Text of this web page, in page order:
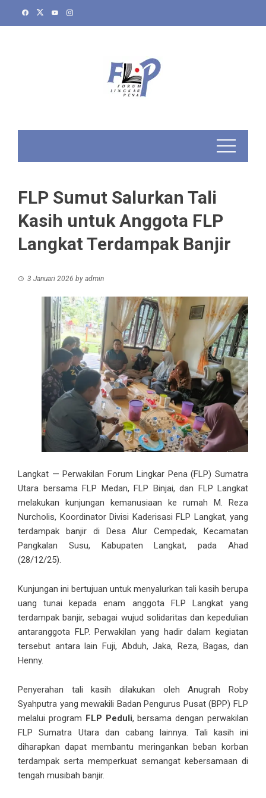
FLP Sumut Salurkan Tali
Kasih untuk Anggota FLP
Langkat Terdampak Banjir
3 Januari 2026 by admin
Langkat — Perwakilan Forum Lingkar Pena (FLP) Sumatra
Utara bersama FLP Medan, FLP Binjai, dan FLP Langkat
melakukan kunjungan kemanusiaan ke rumah M. Reza
Nurcholis, Koordinator Divisi Kaderisasi FLP Langkat, yang
terdampak banjir di Desa Alur Cempedak, Kecamatan
Pangkalan Susu, Kabupaten Langkat, pada Ahad
(28/12/25).
Kunjungan ini bertujuan untuk menyalurkan tali kasih berupa
uang tunai kepada enam anggota FLP Langkat yang
terdampak banjir, sebagai wujud solidaritas dan kepedulian
antaranggota FLP. Perwakilan yang hadir dalam kegiatan
tersebut antara lain Fuji, Abduh, Jaka, Reza, Bagas, dan
Henny.
Penyerahan tali kasih dilakukan oleh Anugrah Roby
Syahputra yang mewakili Badan Pengurus Pusat (BPP) FLP
melalui program FLP Peduli, bersama dengan perwakilan
FLP Sumatra Utara dan cabang lainnya. Tali kasih ini
diharapkan dapat membantu meringankan beban korban
terdampak serta memperkuat semangat kebersamaan di
tengah musibah banjir.